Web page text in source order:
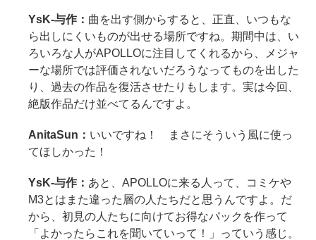
YsK-与作： 曲を出す側からすると、正直、いつもな
ら出しにくいものが出せる場所ですね。期間中は、い
ろいろな人がAPOLLOに注目してくれるから、メジャ
ーな場所では評価されないだろうなってものを出した
り、過去の作品を復活させたりもします。実は今回、
絶版作品だけ並べてるんですよ。
AnitaSun： いいですね！ まさにそういう風に使っ
てほしかった！
YsK-与作： あと、APOLLOに来る人って、コミケや
M3とはまた違った層の人たちだと思うんですよ。だ
から、初見の人たちに向けてお得なパックを作って
「よかったらこれを聞いていって！」っていう感じ。